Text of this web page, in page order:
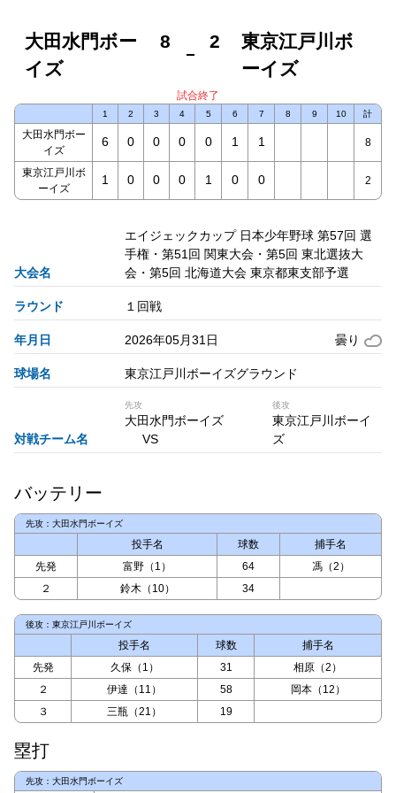
大田水門ボー
イズ
8
東京江戸川ボ
ーイズ
2
試合終了
1 2 3 4 5 6 7 8 9 10 計
大田水門ボー
イズ
6 0 0 0 0 1 1 8
東京江戸川ボ
ーイズ
1 0 0 0 1 0 0 2
大会名
エイジェックカップ 日本少年野球 第57回 選
手権・第51回 関東大会・第5回 東北選抜大
会・第5回 北海道大会 東京都東支部予選
ラウンド １回戦
年月日 2026年05月31日 曇り
球場名 東京江戸川ボーイズグラウンド
対戦チーム名
先攻
大田水門ボーイズ
後攻
東京江戸川ボーイ
ズ
バッテリー
先攻：大田水門ボーイズ
投手名 球数
捕手名
先発
富野（1） 64
馮（2）
２
鈴木（10） 34
後攻：東京江戸川ボーイズ
投手名 球数
捕手名
先発
久保（1） 31
相原（2）
２
伊達（11） 58
岡本（12）
３
三瓶（21） 19
塁打
先攻：大田水門ボーイズ